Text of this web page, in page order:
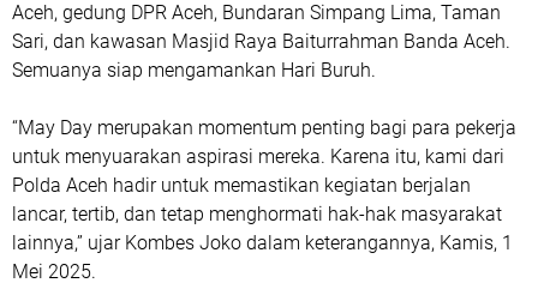
Aceh, gedung DPR Aceh, Bundaran Simpang Lima, Taman
Sari, dan kawasan Masjid Raya Baiturrahman Banda Aceh.
Semuanya siap mengamankan Hari Buruh.
“May Day merupakan momentum penting bagi para pekerja
untuk menyuarakan aspirasi mereka. Karena itu, kami dari
Polda Aceh hadir untuk memastikan kegiatan berjalan
lancar, tertib, dan tetap menghormati hak-hak masyarakat
lainnya,” ujar Kombes Joko dalam keterangannya, Kamis, 1
Mei 2025.